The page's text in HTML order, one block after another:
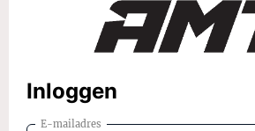
Inloggen
E-mailadres